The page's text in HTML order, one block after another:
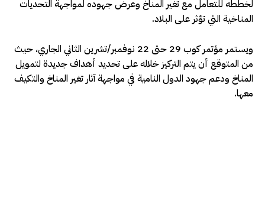
لخططه للتعامل مع تغير المناخ وعرض جهوده لمواجهة التحديات
المناخية التي تؤثر على البلاد.
ويستمر مؤتمر كوب 29 حتى 22 نوفمبر/تشرين الثاني الجاري، حيث
من المتوقع أن يتم التركيز خلاله على تحديد أهداف جديدة لتمويل
المناخ ودعم جهود الدول النامية في مواجهة آثار تغير المناخ والتكيف
معها.